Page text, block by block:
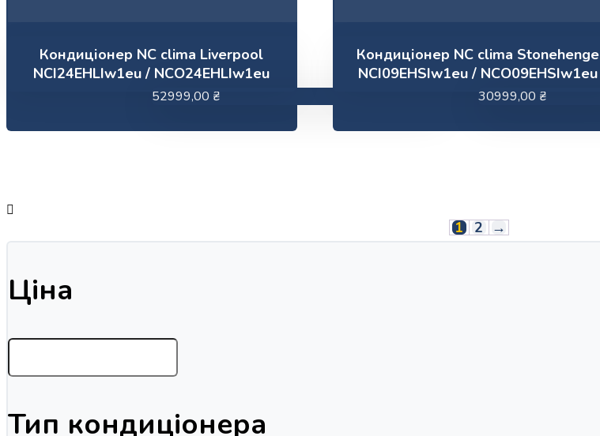
Кондиціонер NC clima Liverpool
NCI24EHLIw1eu / NCO24EHLIw1eu
52999,00 ₴
Кондиціонер NC clima Stonehenge
NCI09EHSIw1eu / NCO09EHSIw1eu
30999,00 ₴
1 2 →
Ціна
Тип кондиціонера